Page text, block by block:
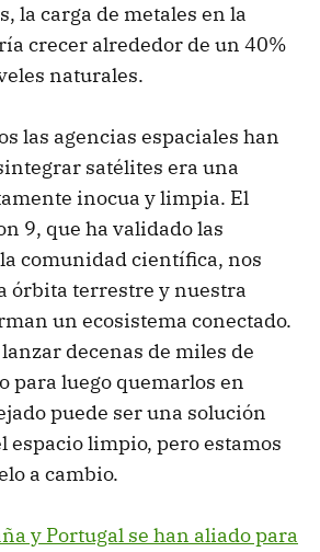
la carga de metales en la
crecer alrededor de un 40%
naturales.
las agencias espaciales han
satélites era una
inocua y limpia. El
9, que ha validado las
comunidad científica, nos
órbita terrestre y nuestra
un ecosistema conectado.
decenas de miles de
para luego quemarlos en
puede ser una solución
espacio limpio, pero estamos
a cambio.
y Portugal se han aliado para